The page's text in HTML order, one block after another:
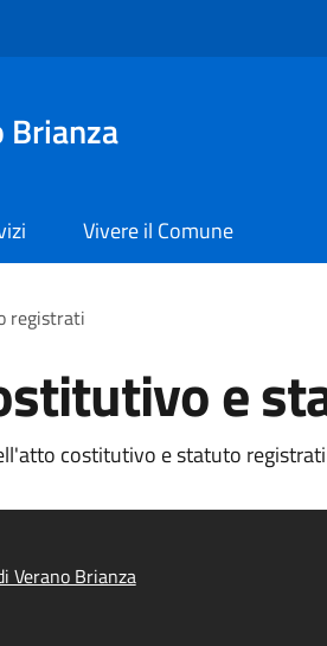
Brianza
Vivere il Comune
registrati
e
costitutivo e statuto
Verano Brianza